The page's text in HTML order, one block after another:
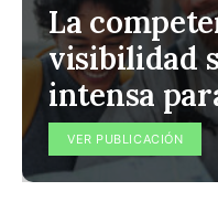
La
visibilidad
intensa
VER PUBLICACIÓN